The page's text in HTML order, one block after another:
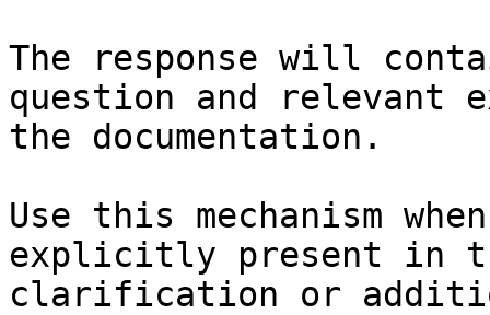
The response will
question and relevant
the documentation.
Use this mechanism
explicitly present in
clarification or